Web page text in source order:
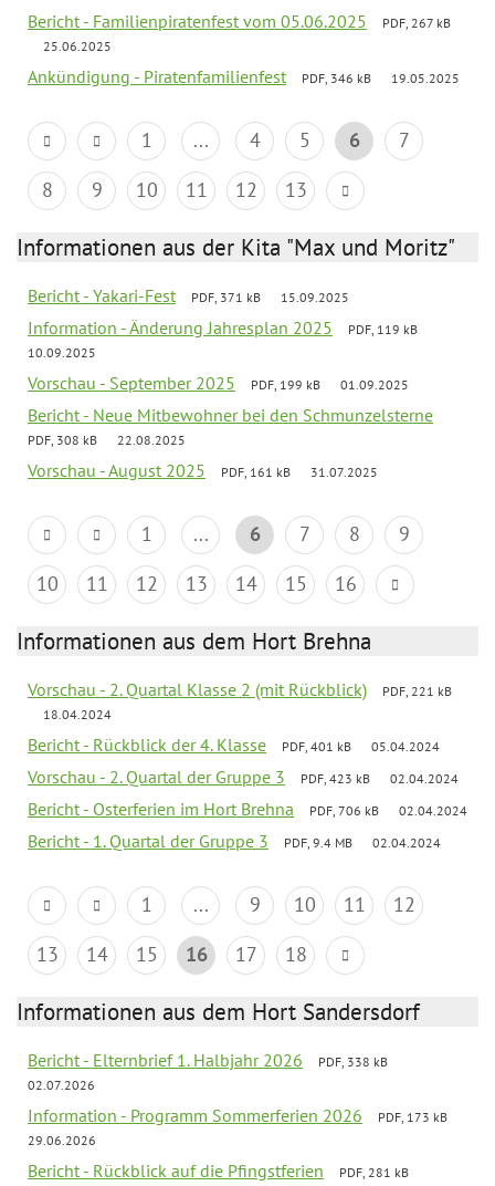
Bericht - Familienpiratenfest vom 05.06.2025
PDF, 267 kB
25.06.2025
Ankündigung - Piratenfamilienfest PDF, 346 kB 19.05.2025
1 ... 4 5 6
7
8
9 10 11 12 13
Informationen aus der Kita "Max und Moritz"
Bericht - Yakari-Fest PDF, 371 kB 15.09.2025
Information - Änderung Jahresplan 2025
PDF, 119 kB
10.09.2025
Vorschau - September 2025 PDF, 199 kB 01.09.2025
Bericht - Neue Mitbewohner bei den Schmunzelsterne
PDF, 308 kB 22.08.2025
Vorschau - August 2025 PDF, 161 kB 31.07.2025
1 ... 6 7 8
9
10
11 12 13 14 15 16
Informationen aus dem Hort Brehna
Vorschau - 2. Quartal Klasse 2 (mit Rückblick)
PDF, 221 kB
18.04.2024
Bericht - Rückblick der 4. Klasse PDF, 401 kB 05.04.2024
Vorschau - 2. Quartal der Gruppe 3 PDF, 423 kB 02.04.2024
Bericht - Osterferien im Hort Brehna PDF, 706 kB 02.04.2024
Bericht - 1. Quartal der Gruppe 3 PDF, 9.4 MB 02.04.2024
1 ... 9 10 11
12
13
14 15 16 17 18
Informationen aus dem Hort Sandersdorf
Bericht - Elternbrief 1. Halbjahr 2026
PDF, 338 kB
02.07.2026
Information - Programm Sommerferien 2026
PDF, 173 kB
29.06.2026
Bericht - Rückblick auf die Pfingstferien
PDF, 281 kB